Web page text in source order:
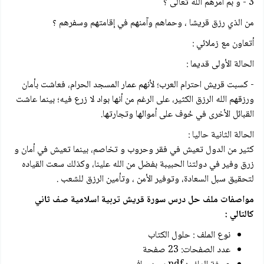
من الذي رزق قريشا ، وحماهم وآمنهم في إقامتهم وسفرهم ؟
أتعاون مع زملائي :
الحالة الأولى قديما :
- کسبت قریش احترام العرب؛ لأنهم عمار المسجد الحرام، فعاشت بأمان
ورزقهم الله الرزق الكثير، على الرغم من أنها بواد لا زرع فيه؛ بينما عاشت
القبائل الأخرى في ځوف على أموالها وتجارتها.
الحالة الثانية حاليا :
كثير من الدول تعيش في فقر وحروب و تخاصم، بينما تعيش في أمان و
زرق وفير في دولتنا الحبيبة بفضل من الله علينا، وكذلك سعت القياده
لتحقيق سبل السعادة، وتوفير الأمن ، وتأمين الرزق للشعب .
مواصفات ملف حل درس سورة قريش تربية اسلامية صف ثاني
كالتالي :
نوع الملف : حلول الكتاب
عدد الصفحات: 23 صفحة